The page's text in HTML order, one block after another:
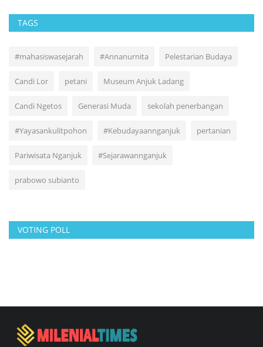
TAGS
#mahasiswasejarah #Annanurnita Pelestarian Budaya
Candi Lor petani Museum Anjuk Ladang
Candi Ngetos Generasi Muda sekolah penerbangan
#Yayasankulitpohon #Kebudayaannganjuk pertanian
Pariwisata Nganjuk #Sejarawannganjuk
prabowo subianto
VOTING POLL